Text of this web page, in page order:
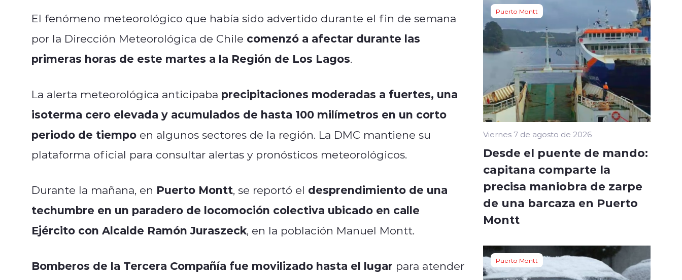
El fenómeno meteorológico que había sido advertido durante el fin de semana
por la Dirección Meteorológica de Chile comenzó a afectar durante las
primeras horas de este martes a la Región de Los Lagos.
La alerta meteorológica anticipaba precipitaciones moderadas a fuertes, una
isoterma cero elevada y acumulados de hasta 100 milímetros en un corto
periodo de tiempo en algunos sectores de la región. La DMC mantiene su
plataforma oficial para consultar alertas y pronósticos meteorológicos.
Durante la mañana, en Puerto Montt, se reportó el desprendimiento de una
techumbre en un paradero de locomoción colectiva ubicado en calle
Ejército con Alcalde Ramón Juraszeck, en la población Manuel Montt.
Bomberos de la Tercera Compañía fue movilizado hasta el lugar para atender
Puerto Montt
Viernes 7 de agosto de 2026
Desde el puente de mando:
capitana comparte la
precisa maniobra de zarpe
de una barcaza en Puerto
Montt
Puerto Montt